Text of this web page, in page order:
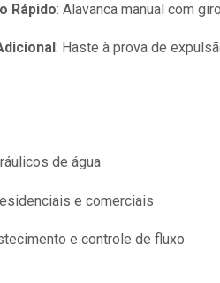
Rápido: Alavanca manual com
: Haste à prova de
de água
e comerciais
e controle de fluxo